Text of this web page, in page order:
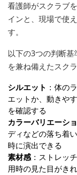
看護師がスクラブ
インと、現場で使
す。
以下の3つの判断
を兼ね備えたスク
シルエット ：体の
エットか、動きや
を確認する
カラーバリエーシ
ディなどの落ち着
時に演出できる
素材感：ストレッ
用時の見た目がき